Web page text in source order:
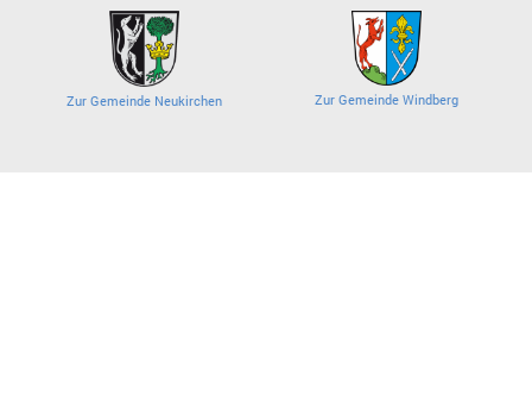
Zur Gemeinde Neukirchen Zur Gemeinde Windberg